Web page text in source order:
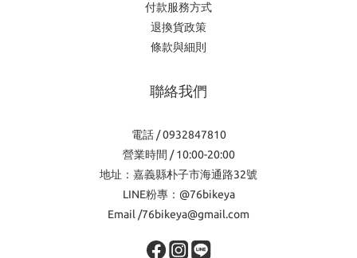
付款服務方式
退換貨政策
條款與細則
聯絡我們
電話 / 0932847810
營業時間 / 10:00-20:00
地址：嘉義縣朴子市海通路32號
LINE粉專：@76bikeya
Email /76bikeya@gmail.com